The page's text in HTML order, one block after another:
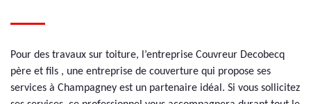
Pour des travaux sur toiture, l’entreprise Couvreur Decobecq
père et fils , une entreprise de couverture qui propose ses
services à Champagney est un partenaire idéal. Si vous sollicitez